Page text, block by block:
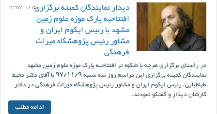
دیدار نمایندگان کمیته برگزاری
افتتاحیه پارک موزه علوم زمین
مشهد با رئیس ایکوم ایران و
مشاور رئیس پژوهشگاه میراث
فرهنگی
در راستای برگزاری هرچه با شکوه تر افتتاحیه پارک موزه علوم زمین مشهد
نمایندگان کمیته برگزاری این مراسم روز سه شنبه ۹۷/۱۱/۹ با آقای دکتر محیط
طباطبایی، رئیس ایکوم ایران و مشاور رئیس پژوهشگاه میراث فرهنگی در دفتر
کارشان دیدار و گفتگو نمودند.
ادامه مطلب
1397/11/15